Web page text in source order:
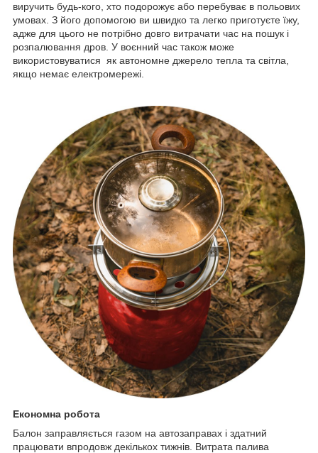
виручить будь-кого, хто подорожує або перебуває в польових
умовах. З його допомогою ви швидко та легко приготуєте їжу,
адже для цього не потрібно довго витрачати час на пошук і
розпалювання дров. У воєнний час також може
використовуватися як автономне джерело тепла та світла,
якщо немає електромережі.
Економна робота
Балон заправляється газом на автозаправах і здатний
працювати впродовж декількох тижнів. Витрата палива